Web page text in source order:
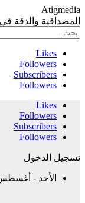
Atigmedia
المصداقية والدقة في
Likes
Followers
Subscribers
Followers
Likes
Followers
Subscribers
Followers
تسجيل الدخول
الأحد - أغسطس 9-